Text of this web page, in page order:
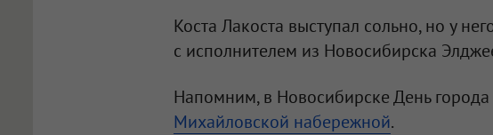
Коста Лакоста выступал сольно, но у
с исполнителем из Новосибирска
Напомним, в Новосибирске День
Михайловской набережной.